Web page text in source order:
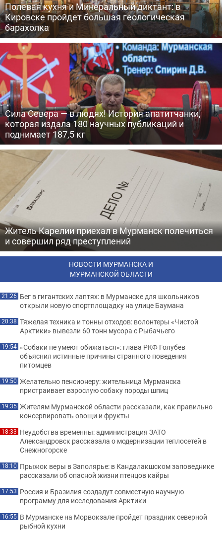
Полевая кухня и Минеральный диктант: в
Кировске пройдет большая геологическая
барахолка
Сила Севера — в людях! История апатитчанки,
которая издала 180 научных публикаций и
поднимает 187,5 кг
Житель Карелии приехал в Мурманск полечиться
и совершил ряд преступлений
НОВОСТИ МУРМАНСКА И
МУРМАНСКОЙ ОБЛАСТИ
21:26 Бег в гигантских лаптях: в Мурманске для школьников
открыли новую спортплощадку на улице Баумана
20:38 Тяжелая техника и тонны отходов: волонтеры «Чистой
Арктики» вывезли 60 тонн мусора с Рыбачьего
19:54 «Собаки не умеют обижаться»: глава РКФ Голубев
объяснил истинные причины странного поведения
питомцев
19:50 Желательно пенсионеру: жительница Мурманска
пристраивает взрослую собаку породы шпиц
19:35 Жителям Мурманской области рассказали, как правильно
консервировать овощи и фрукты
18:33 Неудобства временны: администрация ЗАТО
Александровск рассказала о модернизации теплосетей в
Снежногорске
18:10 Прыжок веры в Заполярье: в Кандалакшском заповеднике
рассказали об опасной жизни птенцов кайры
17:53 Россия и Бразилия создадут совместную научную
программу для исследования Арктики
16:55 В Мурманске на Морвокзале пройдет праздник северной
рыбной кухни